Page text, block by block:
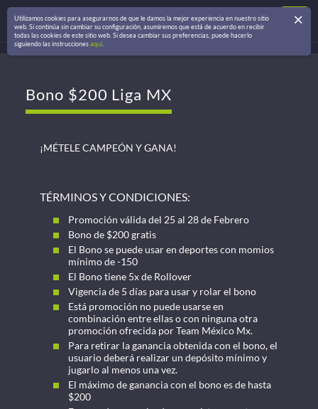
Bono $200 Liga MX
¡MÉTELE CAMPEÓN Y GANA!
TÉRMINOS Y CONDICIONES:
Promoción válida del 25 al 28 de Febrero
Bono de $200 gratis
El Bono se puede usar en deportes con momios
mínimo de -150
El Bono tiene 5x de Rollover
Vigencia de 5 días para usar y rolar el bono
Está promoción no puede usarse en
combinación entre ellas o con ninguna otra
promoción ofrecida por Team México Mx.
Para retirar la ganancia obtenida con el bono, el
usuario deberá realizar un depósito mínimo y
jugarlo al menos una vez.
El máximo de ganancia con el bono es de hasta
$200
Utilizamos cookies para asegurarnos de que le damos la mejor experiencia en nuestro sitio
web. Si continúa sin cambiar su configuración, asumiremos que está de acuerdo en recibir
todas las cookies de este sitio web. Si desea cambiar sus preferencias, puede hacerlo
siguiendo las instruccionesaquí